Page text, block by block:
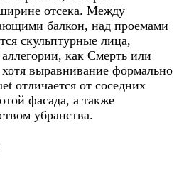
отсека. Между
балкон, над проемами
скульптурные лица,
как Смерть или
выравнивание формально
отличается от соседних
фасада, а также
убранства.